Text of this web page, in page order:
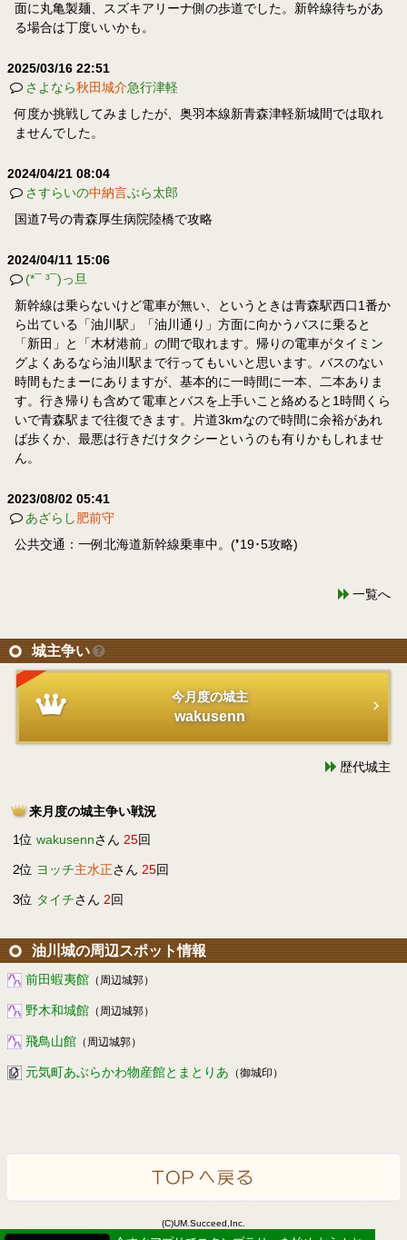
面に丸亀製麺、スズキアリーナ側の歩道でした。新幹線待ちがあ
る場合は丁度いいかも。
2025/03/16 22:51
さよなら秋田城介急行津軽
何度か挑戦してみましたが、奥羽本線新青森津軽新城間では取れ
ませんでした。
2024/04/21 08:04
さすらいの中納言ぶら太郎
国道7号の青森厚生病院陸橋で攻略
2024/04/11 15:06
(*¯ ³¯)っ旦
新幹線は乗らないけど電車が無い、というときは青森駅西口1番か
ら出ている「油川駅」「油川通り」方面に向かうバスに乗ると
「新田」と「木材港前」の間で取れます。帰りの電車がタイミン
グよくあるなら油川駅まで行ってもいいと思います。バスのない
時間もたまーにありますが、基本的に一時間に一本、二本ありま
す。行き帰りも含めて電車とバスを上手いこと絡めると1時間くら
いで青森駅まで往復できます。片道3kmなので時間に余裕があれ
ば歩くか、最悪は行きだけタクシーというのも有りかもしれませ
ん。
2023/08/02 05:41
あざらし肥前守
公共交通：一例北海道新幹線乗車中。(❜19･5攻略)
一覧へ
城主争い
今月度の城主
wakusenn
歴代城主
来月度の城主争い戦況
1位 wakusennさん 25回
2位 ヨッチ主水正さん 25回
3位 タイチさん 2回
油川城の周辺スポット情報
前田蝦夷館 （周辺城郭）
野木和城館 （周辺城郭）
飛鳥山館 （周辺城郭）
元気町あぶらかわ物産館とまとりあ （御城印）
(C)UM.Succeed,Inc.